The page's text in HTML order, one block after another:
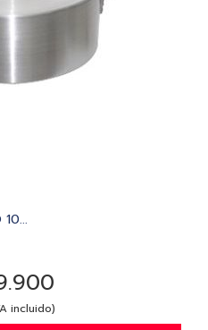
incluido)